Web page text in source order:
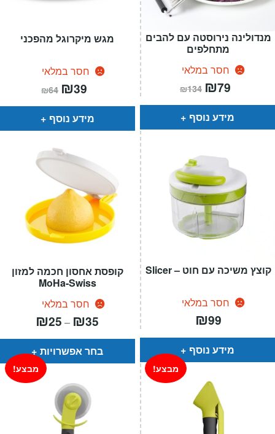
מגש מיקרוגל מהפכני
חסר במלאי
₪64 המחיר
המקורי
היה:
₪64.
₪39
הוא:
מידע נוסף
מנדולינה נירוסטה עם להבים
מתחלפים
חסר במלאי
₪134 המחיר
המקורי
היה:
₪134.
₪79
הוא:
מידע נוסף
קופסת אחסון חכמה למזון
MoHa-Swiss
חסר במלאי
₪25 – ₪35
⁦₪25⁩
עד
בחר אפשרויות
קוצץ משיכה עם חוט – Slicer
חסר במלאי
₪99
מידע נוסף
מבצע! מבצע!